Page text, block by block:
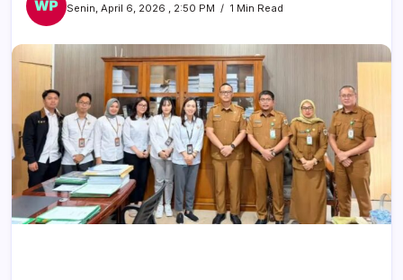
Senin, April 6, 2026 , 2:50 PM
1 Min Read